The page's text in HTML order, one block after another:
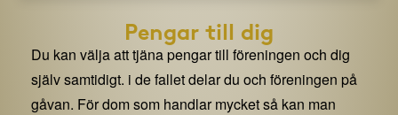
Pengar till dig
Du kan välja att tjäna pengar till föreningen och dig
själv samtidigt. i de fallet delar du och föreningen på
gåvan. För dom som handlar mycket så kan man